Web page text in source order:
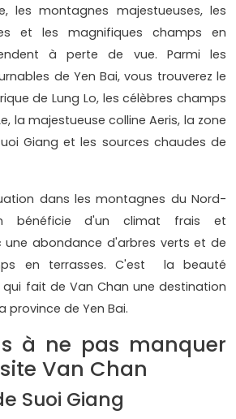
les montagnes majestueuses, les
et les magnifiques champs en
à perte de vue. Parmi les
de Yen Bai, vous trouverez le
de Lung Lo, les célèbres champs
la majestueuse colline Aeris, la zone
Giang et les sources chaudes de
dans les montagnes du Nord-
bénéficie d'un climat frais et
une abondance d'arbres verts et de
en terrasses. C'est la beauté
fait de Van Chan une destination
province de Yen Bai.
à ne pas manquer
Van Chan
Suoi Giang